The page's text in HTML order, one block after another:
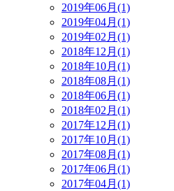
2019年06月(1)
2019年04月(1)
2019年02月(1)
2018年12月(1)
2018年10月(1)
2018年08月(1)
2018年06月(1)
2018年02月(1)
2017年12月(1)
2017年10月(1)
2017年08月(1)
2017年06月(1)
2017年04月(1)